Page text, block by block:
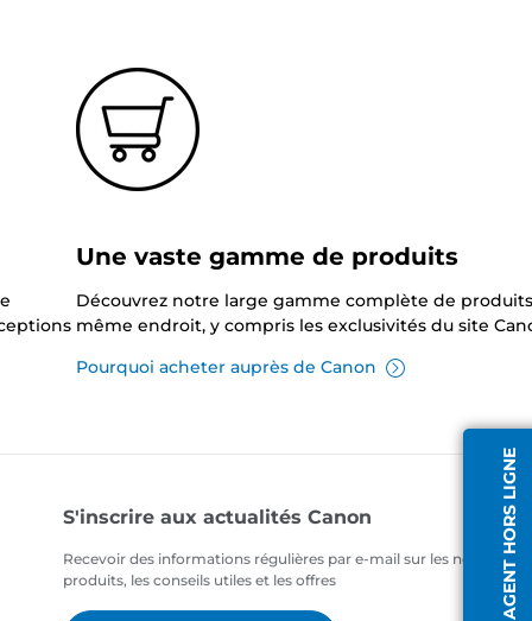
AGENT HORS LIGNE
Une vaste gamme de produits
Découvrez notre large gamme complète de
même endroit, y compris les exclusivités du site
Pourquoi acheter auprès de Canon
S'inscrire aux actualités Canon
Recevoir des informations régulières par e-mail sur les nouveaux
produits, les conseils utiles et les offres